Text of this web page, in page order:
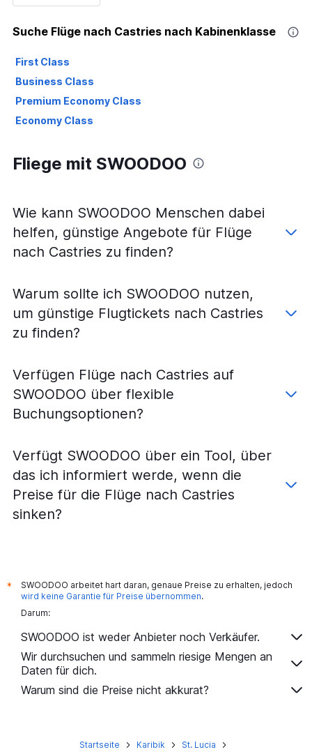
Suche Flüge nach Castries nach Kabinenklasse
First Class
Business Class
Premium Economy Class
Economy Class
Fliege mit SWOODOO
Wie kann SWOODOO Menschen dabei
helfen, günstige Angebote für Flüge
nach Castries zu finden?
Warum sollte ich SWOODOO nutzen,
um günstige Flugtickets nach Castries
zu finden?
Verfügen Flüge nach Castries auf
SWOODOO über flexible
Buchungsoptionen?
Verfügt SWOODOO über ein Tool, über
das ich informiert werde, wenn die
Preise für die Flüge nach Castries
sinken?
*
SWOODOO arbeitet hart daran, genaue Preise zu erhalten, jedoch
wird keine Garantie für Preise übernommen.
Darum:
SWOODOO ist weder Anbieter noch Verkäufer.
Wir durchsuchen und sammeln riesige Mengen an
Daten für dich.
Warum sind die Preise nicht akkurat?
Startseite Karibik
St. Lucia